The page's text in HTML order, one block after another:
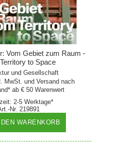
Vom Gebiet zum Raum -
to Space
und Gesellschaft
MwSt. und Versand nach
ab € 50 Warenwert
2-5 Werktage*
Nr. 219891
DEN WARENKORB